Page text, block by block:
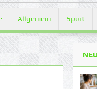
Allgemein Sport